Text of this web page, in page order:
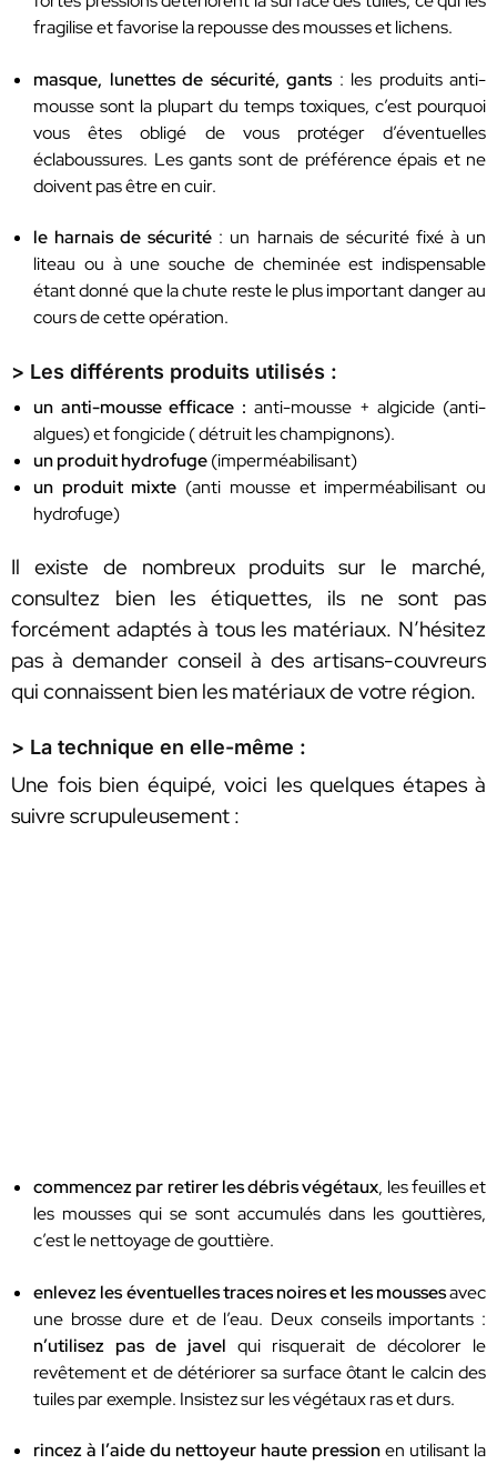
fragilise et favorise la repousse des mousses et lichens.
masque, lunettes de sécurité, gants : les produits anti-
mousse sont la plupart du temps toxiques, c’est pourquoi
vous êtes obligé de vous protéger d’éventuelles
éclaboussures. Les gants sont de préférence épais et ne
doivent pas être en cuir.
le harnais de sécurité : un harnais de sécurité fixé à un
liteau ou à une souche de cheminée est indispensable
étant donné que la chute reste le plus important danger au
cours de cette opération.
> Les différents produits utilisés :
un anti-mousse efficace : anti-mousse + algicide (anti-
algues) et fongicide ( détruit les champignons).
un produit hydrofuge(imperméabilisant)
un produit mixte (anti mousse et imperméabilisant ou
hydrofuge)
Il existe de nombreux produits sur le marché,
consultez bien les étiquettes, ils ne sont pas
forcément adaptés à tous les matériaux. N’hésitez
pas à demander conseil à des artisans-couvreurs
qui connaissent bien les matériaux de votre région.
> La technique en elle-même :
Une fois bien équipé, voici les quelques étapes à
suivre scrupuleusement :
commencez par retirer les débris végétaux, les feuilles et
les mousses qui se sont accumulés dans les gouttières,
c’est le nettoyage de gouttière.
enlevez les éventuelles traces noires et les moussesavec
une brosse dure et de l’eau. Deux conseils importants :
n’utilisez pas de javel qui risquerait de décolorer le
revêtement et de détériorer sa surface ôtant le calcin des
tuiles par exemple. Insistez sur les végétaux ras et durs.
rincez à l’aide du nettoyeur haute pressionen utilisant la